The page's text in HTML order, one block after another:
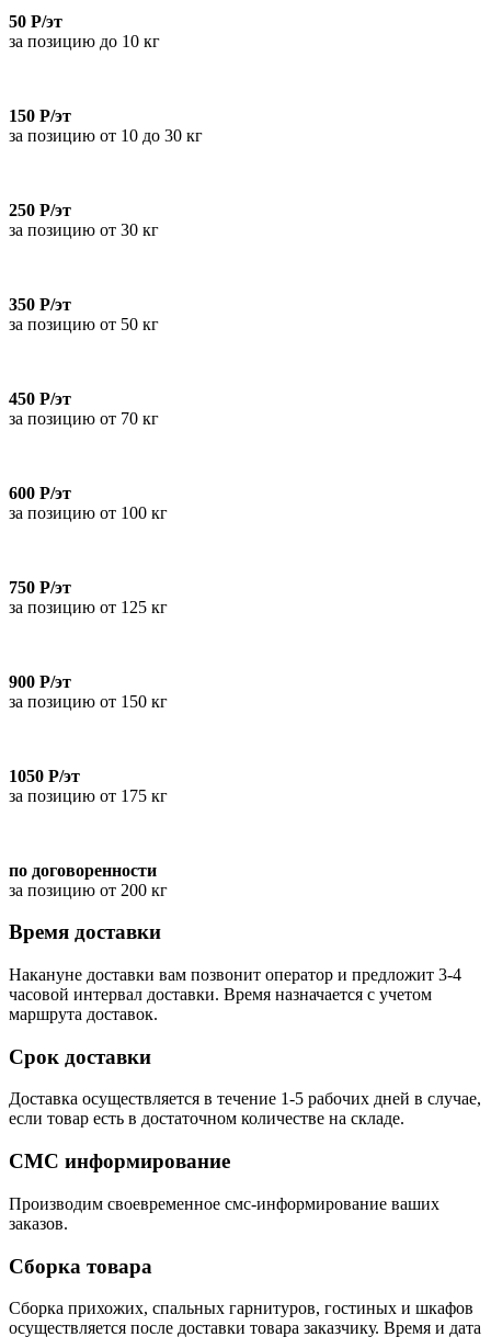
50 Р/эт
за позицию до 10 кг
150 Р/эт
за позицию от 10 до 30 кг
250 Р/эт
за позицию от 30 кг
350 Р/эт
за позицию от 50 кг
450 Р/эт
за позицию от 70 кг
600 Р/эт
за позицию от 100 кг
750 Р/эт
за позицию от 125 кг
900 Р/эт
за позицию от 150 кг
1050 Р/эт
за позицию от 175 кг
по договоренности
за позицию от 200 кг
Время доставки
Накануне доставки вам позвонит оператор и предложит 3-4
часовой интервал доставки. Время назначается с учетом
маршрута доставок.
Срок доставки
Доставка осуществляется в течение 1-5 рабочих дней в случае,
если товар есть в достаточном количестве на складе.
СМС информирование
Производим своевременное смс-информирование ваших
заказов.
Сборка товара
Сборка прихожих, спальных гарнитуров, гостиных и шкафов
осуществляется после доставки товара заказчику. Время и дата